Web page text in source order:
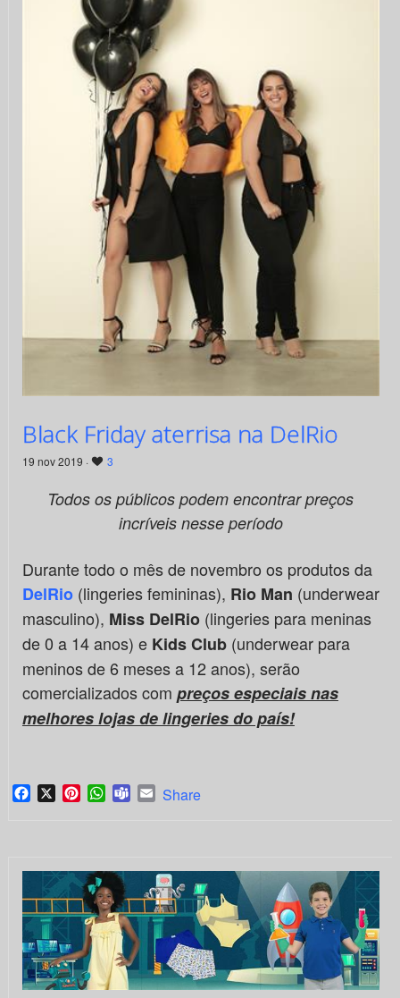
Black Friday aterrisa na DelRio
19 nov 2019 · 3
Todos os públicos podem encontrar preços
incríveis nesse período
Durante todo o mês de novembro os produtos da
DelRio (lingeries femininas), Rio Man (underwear
masculino), Miss DelRio(lingeries para meninas
de 0 a 14 anos) e Kids Club(underwear para
meninos de 6 meses a 12 anos), serão
comercializados com preços especiais nas
melhores lojas de lingeries do país!
Facebook
X PinterestWhatsApp
TeamsEmail
Share